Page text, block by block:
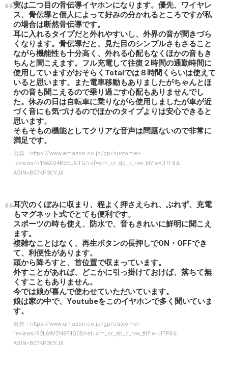
実は二つ目の骨伝導イヤホンになります。優先、ワイヤレ
ス、骨伝導と個人によって好みの分かれるところですが私
の場合は断然骨伝導です。
耳に入れるタイプだと外れやすいし、外界の音が聞きづら
くなります。骨伝導だと、見た目のシンプルさもさること
ながら機能性も十分高く、外れる心配もなくほかの音もき
ちんと聞こえます。フル充電して往復２時間の通勤時間に
使用していますがおそらくTotalでは８時間くらいは使えて
いると思います。また電車移動もありましたがちゃんとほ
かの音も聞こえるので乗り過ごす心配もありませんでし
た。休みの日は自転車に乗りながら使用しましたが車が近
づく音にも気づけるのでほかのタイプよりは安心できると
思います。
そもそもの機能としてクリアな音声は問題ないので非常に
満足です。
出典： https://www.amazon.co.jp/gp/customer-
reviews/R156XQ4BSEJGTG/ref=cm_cr_dp_d_rvw_ttl?ie=UTF8＆
ASIN=B07KP3CYJX
耳穴のくぼみに収まり、程よく押さえられ、ぶれず、充電
もマグネット式でとても便利です。
スポーツの時も使え、防水で、音もきれいに鮮明に聞こえ
ます。
複雑なことはなく、再生ボタンの長押しでON・OFFでき
て、利便性があります。
頭から降ろすと、首位置で収まっています。
外すことがあれば、どこかに引っ掛けておけば、落ちて無
くすこともありません。
今では娘が喜んで使わせていただいています。
娘は家の中で、Youtubeをこのイヤホンで多く聞いていま
す。
出典： https://www.amazon.co.jp/gp/customer-
reviews/R2L69VZN8F4Q08/ref=cm_cr_dp_d_rvw_ttl?ie=UTF8＆
ASIN=B07KP3CYJX